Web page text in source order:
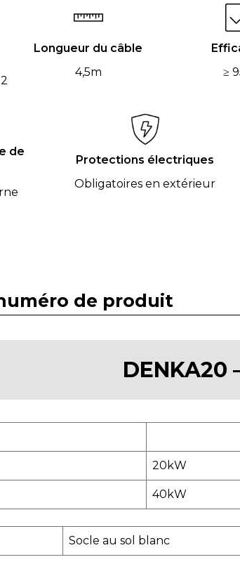
Longueur du câble
4,5m
≥
de
Protections électriques
Obligatoires en extérieur
de produit
DENKA20
20kW
40kW
Socle au sol blanc